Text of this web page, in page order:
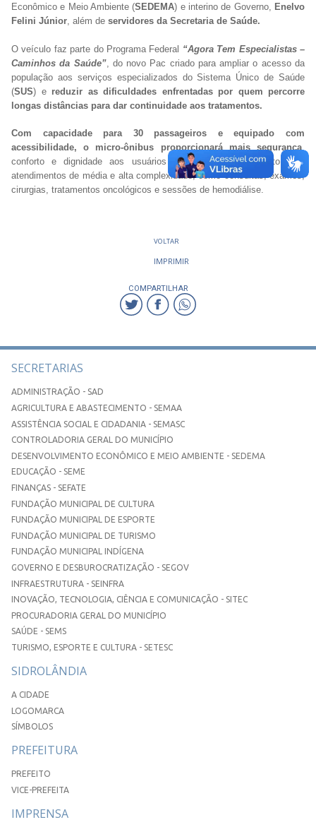
Econômico e Meio Ambiente (SEDEMA) e interino de Governo, Enelvo
Felini Júnior, além de servidores da Secretaria de Saúde.
O veículo faz parte do Programa Federal “Agora Tem Especialistas –
Caminhos da Saúde”, do novo Pac criado para ampliar o acesso da
população aos serviços especializados do Sistema Único de Saúde
(SUS) ereduzir as dificuldades enfrentadas por quem percorre
longas distâncias para dar continuidade aos tratamentos.
Com capacidade para 30 passageiros e equipado com
acessibilidade, o micro-ônibus proporcionará mais segurança
conforto e dignidade aos usuários durante o deslocamento para
atendimentos de média e alta complexidade, como consultas, exames,
cirurgias, tratamentos oncológicos e sessões de hemodiálise.
VOLTAR
IMPRIMIR
COMPARTILHAR
SECRETARIAS
ADMINISTRAÇÃO - SAD
AGRICULTURA E ABASTECIMENTO - SEMAA
ASSISTÊNCIA SOCIAL E CIDADANIA - SEMASC
CONTROLADORIA GERAL DO MUNICÍPIO
DESENVOLVIMENTO ECONÔMICO E MEIO AMBIENTE - SEDEMA
EDUCAÇÃO - SEME
FINANÇAS - SEFATE
FUNDAÇÃO MUNICIPAL DE CULTURA
FUNDAÇÃO MUNICIPAL DE ESPORTE
FUNDAÇÃO MUNICIPAL DE TURISMO
FUNDAÇÃO MUNICIPAL INDÍGENA
GOVERNO E DESBUROCRATIZAÇÃO - SEGOV
INFRAESTRUTURA - SEINFRA
INOVAÇÃO, TECNOLOGIA, CIÊNCIA E COMUNICAÇÃO - SITEC
PROCURADORIA GERAL DO MUNICÍPIO
SAÚDE - SEMS
TURISMO, ESPORTE E CULTURA - SETESC
SIDROLÂNDIA
A CIDADE
LOGOMARCA
SÍMBOLOS
PREFEITURA
PREFEITO
VICE-PREFEITA
IMPRENSA